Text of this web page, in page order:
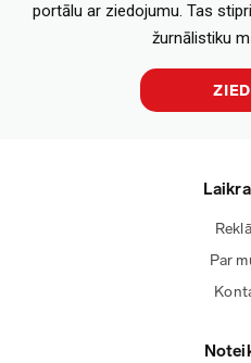
portālu ar ziedojumu. Tas
žurnālistiku
Par